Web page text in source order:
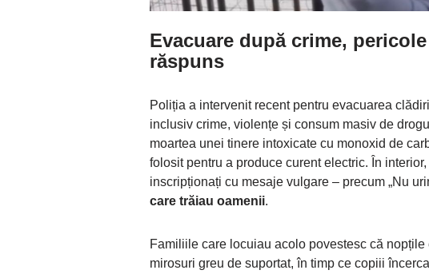
Evacuare după crime,
răspuns
Poliția a intervenit recent pentru evacuarea
inclusiv crime, violențe și consum masiv de
moartea unei tinere intoxicate cu monoxid de
folosit pentru a produce curent electric. În
inscripționați cu mesaje vulgare – precum „Nu
care trăiau oamenii.
Familiile care locuiau acolo povestesc că
mirosuri greu de suportat, în timp ce copiii